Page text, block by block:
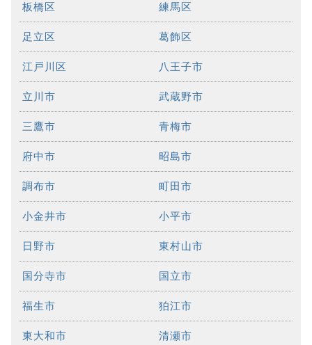
板橋区 練馬区
足立区 葛飾区
江戸川区 八王子市
立川市 武蔵野市
三鷹市 青梅市
府中市 昭島市
調布市 町田市
小金井市 小平市
日野市 東村山市
国分寺市 国立市
福生市 狛江市
東大和市 清瀬市